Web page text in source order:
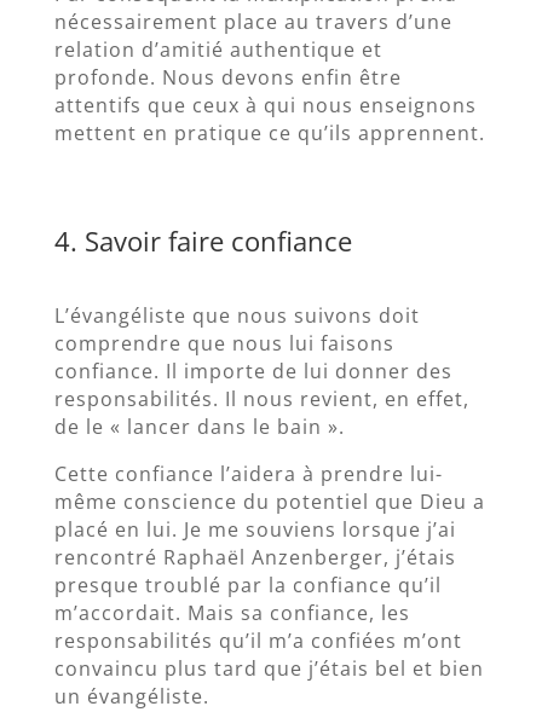
nécessairement place au travers d’une
relation d’amitié authentique et
profonde. Nous devons enfin être
attentifs que ceux à qui nous enseignons
mettent en pratique ce qu’ils apprennent.
4. Savoir faire confiance
L’évangéliste que nous suivons doit
comprendre que nous lui faisons
confiance. Il importe de lui donner des
responsabilités. Il nous revient, en effet,
de le « lancer dans le bain ».
Cette confiance l’aidera à prendre lui-
même conscience du potentiel que Dieu a
placé en lui. Je me souviens lorsque j’ai
rencontré Raphaël Anzenberger, j’étais
presque troublé par la confiance qu’il
m’accordait. Mais sa confiance, les
responsabilités qu’il m’a confiées m’ont
convaincu plus tard que j’étais bel et bien
un évangéliste.